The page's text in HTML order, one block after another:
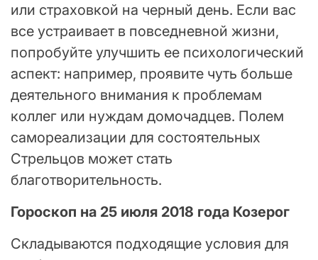
или страховкой на черный день. Если вас
все устраивает в повседневной жизни,
попробуйте улучшить ее психологический
аспект: например, проявите чуть больше
деятельного внимания к проблемам
коллег или нуждам домочадцев. Полем
самореализации для состоятельных
Стрельцов может стать
благотворительность.
Гороскоп на 25 июля 2018 года Козерог
Складываются подходящие условия для